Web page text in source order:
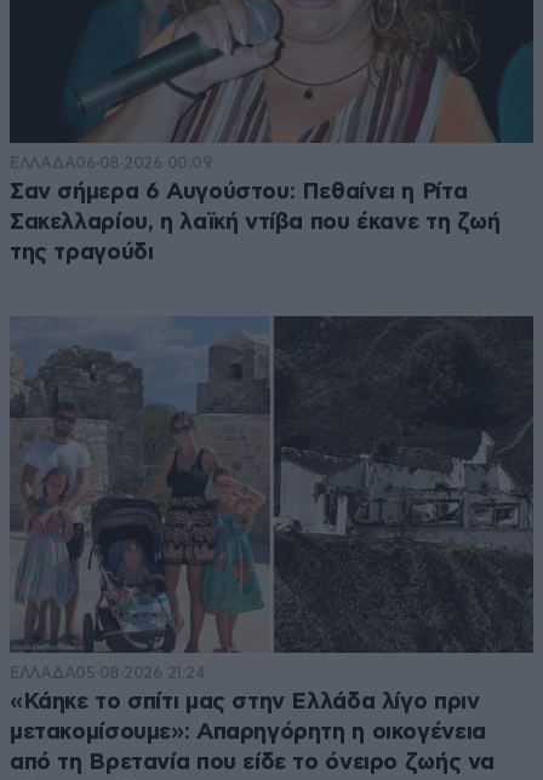
ΕΛΛΑΔΑ06·08·2026 00:09
Σαν σήμερα 6 Αυγούστου: Πεθαίνει η Ρίτα
Σακελλαρίου, η λαϊκή ντίβα που έκανε τη ζωή
της τραγούδι
ΕΛΛΑΔΑ05·08·2026 21:24
«Κάηκε το σπίτι μας στην Ελλάδα λίγο πριν
μετακομίσουμε»: Απαρηγόρητη η οικογένεια
από τη Βρετανία που είδε το όνειρο ζωής να